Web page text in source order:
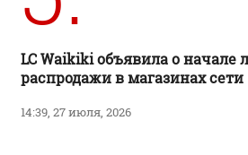
LC Waikiki объявила о начале
распродажи в магазинах сети
14:39, 27 июля, 2026